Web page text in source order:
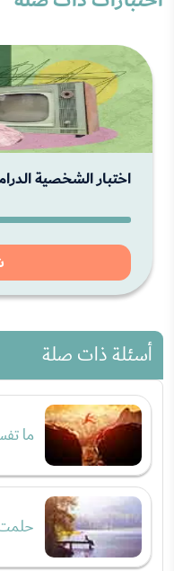
اختبار الشخصية
أسئلة ذات صلة
ما
حلمت